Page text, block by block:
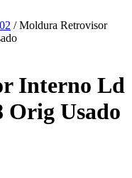
/ Moldura Retrovisor
Interno Ld
Orig Usado